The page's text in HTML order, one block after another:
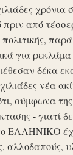
χρόνια
από
πολιτικής,
για ρεκλάμα
δέκα
νέα
σύμφωνα της
- γιατί
ΕΛΛΗΝΙΚΟ
αλλοδαπούς,